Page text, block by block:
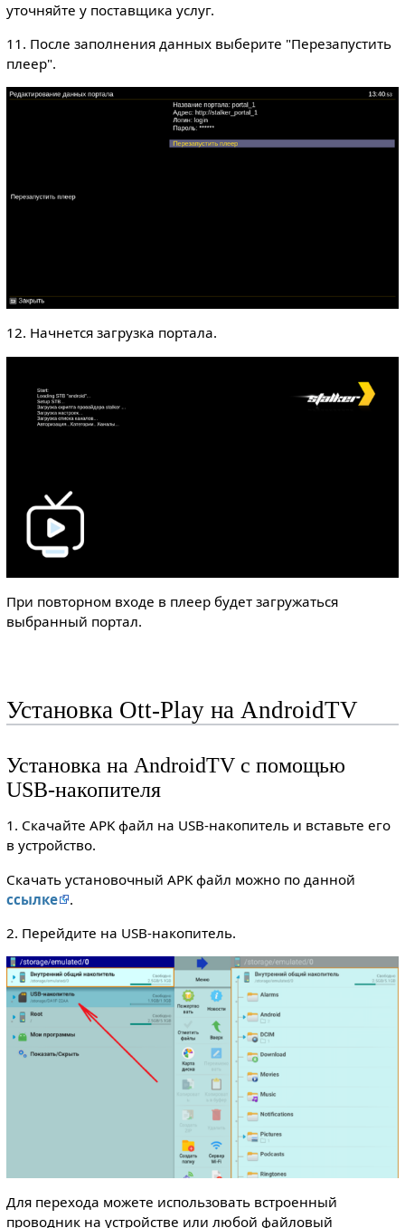
уточняйте у поставщика услуг.
11. После заполнения данных выберите "Перезапустить
плеер".
12. Начнется загрузка портала.
При повторном входе в плеер будет загружаться
выбранный портал.
Установка Ott-Play на AndroidTV
Установка на AndroidTV с помощью
USB-накопителя
1. Скачайте APK файл на USB-накопитель и вставьте его
в устройство.
Скачать установочный APK файл можно по данной
ссылке
.
2. Перейдите на USB-накопитель.
Для перехода можете использовать встроенный
проводник на устройстве или любой файловый